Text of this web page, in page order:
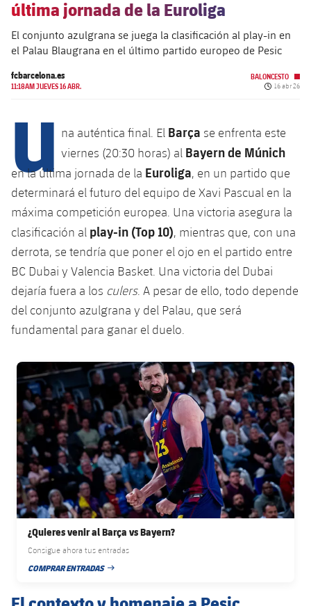
Órganos
chevron-right
label.aria.chevronright
Documents
Comisiones y órganos
Masia 360
La Masia
Centro de documentación
plusicon
más
Instalaciones
Spotify Camp Nou
Estadi Johan Cruyff
Barça Cafe
Ciutat Esportiva
La Masia
plusicon
más
Servicios
Servicios Médicos
Accesibilidad
plusicon
más
Acreditaciones
Instalaciones
última jornada de la Euroliga
El conjunto azulgrana se juega la clasificación al play-in en
el Palau Blaugrana en el último partido europeo de Pesic
fcbarcelona.es
11:18AM JUEVES 16 ABR.
BALONCESTO
Fecha de
16 abr 26
U na auténtica final. El Barça se enfrenta este
viernes (20:30 horas) al Bayern de Múnich
en la última jornada de la Euroliga, en un partido que
determinará el futuro del equipo de Xavi Pascual en la
máxima competición europea. Una victoria asegura la
clasificación al play-in (Top 10), mientras que, con una
derrota, se tendría que poner el ojo en el partido entre
BC Dubai y Valencia Basket. Una victoria del Dubai
dejaría fuera a los culers. A pesar de ello, todo depende
del conjunto azulgrana y del Palau, que será
fundamental para ganar el duelo.
FC Barcelona club badge
¿Quieres venir al Barça vs Bayern?
Consigue ahora tus entradas
COMPRAR ENTRADAS
FECHA DE PUBLICACIÓN